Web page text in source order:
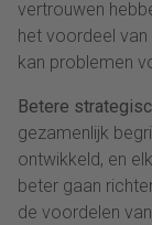
vertrouwen
het voordeel
kan problemen
Betere
gezamenlijk
ontwikkeld, en
beter gaan
de voordelen